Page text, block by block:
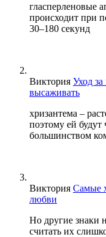
гласперленовые
происходит при
30–180 секунд
Виктория Уход за
высаживать
хризантема –
поэтому ей
большинством
Виктория Самые
любви
Но другие знаки
считать их